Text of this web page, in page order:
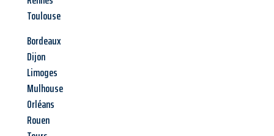
Toulouse
Bordeaux
Dijon
Limoges
Mulhouse
Orléans
Rouen